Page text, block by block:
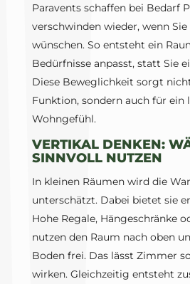
Paravents schaffen bei Bedarf
verschwinden wieder, wenn
wünschen. So entsteht ein
Bedürfnisse anpasst, statt Sie
Diese Beweglichkeit sorgt
Funktion, sondern auch für ein
Wohngefühl.
VERTIKAL DENKEN:
SINNVOLL NUTZEN
In kleinen Räumen wird die
unterschätzt. Dabei bietet sie
Hohe Regale, Hängeschränke
nutzen den Raum nach oben
Boden frei. Das lässt Zimmer
wirken. Gleichzeitig entsteht